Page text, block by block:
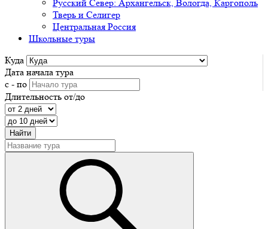
Русский Север: Архангельск, Вологда, Каргополь
Тверь и Селигер
Центральная Россия
Школьные туры
Куда
Дата начала тура
с - по
Длительность от/до